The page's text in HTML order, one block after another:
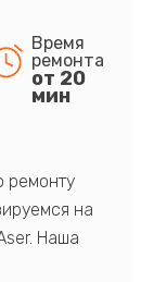
Время
ремонта
от 20
мин
ремонту
на
Наша